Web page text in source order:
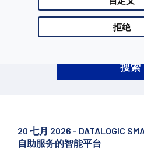
拒绝
20 七月 2026 - DATALOGIC
自助服务的智能平台